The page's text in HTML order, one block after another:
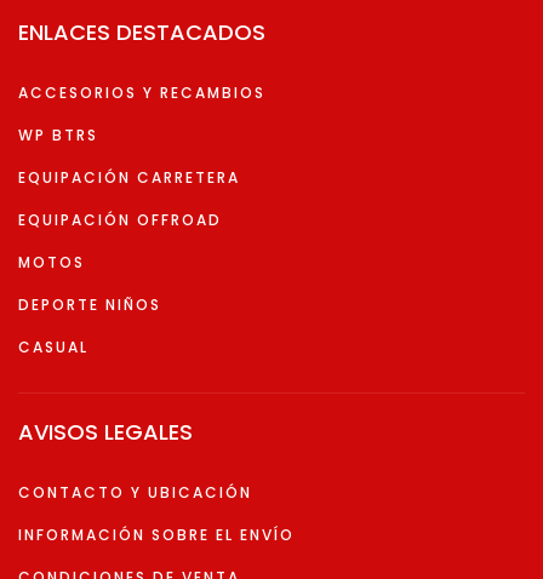
ENLACES DESTACADOS
ACCESORIOS Y RECAMBIOS
WP BTRS
EQUIPACIÓN CARRETERA
EQUIPACIÓN OFFROAD
MOTOS
DEPORTE NIÑOS
CASUAL
AVISOS LEGALES
CONTACTO Y UBICACIÓN
INFORMACIÓN SOBRE EL ENVÍO